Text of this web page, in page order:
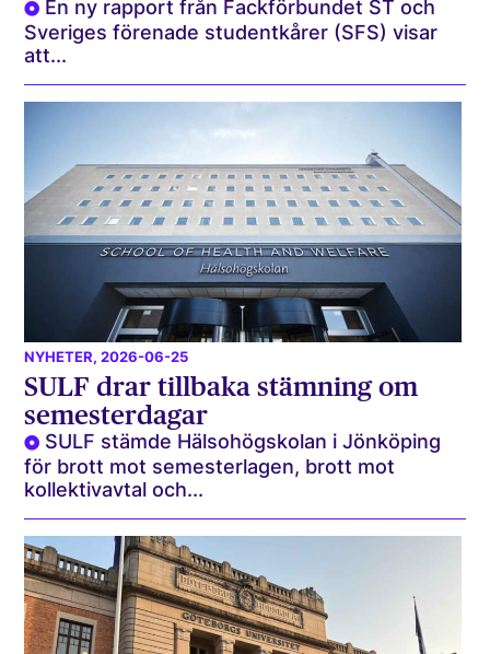
En ny rapport från Fackförbundet ST och
Sveriges förenade studentkårer (SFS) visar
att...
NYHETER, 2026-06-25
SULF drar tillbaka stämning om
semesterdagar
SULF stämde Hälsohögskolan i Jönköping
för brott mot semesterlagen, brott mot
kollektivavtal och...